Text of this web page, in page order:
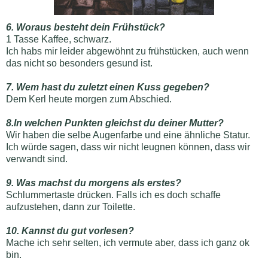
6. Woraus besteht dein Frühstück?
1 Tasse Kaffee, schwarz.
Ich habs mir leider abgewöhnt zu frühstücken, auch wenn
das nicht so besonders gesund ist.
7. Wem hast du zuletzt einen Kuss gegeben?
Dem Kerl heute morgen zum Abschied.
8.In welchen Punkten gleichst du deiner Mutter?
Wir haben die selbe Augenfarbe und eine ähnliche Statur.
Ich würde sagen, dass wir nicht leugnen können, dass wir
verwandt sind.
9. Was machst du morgens als erstes?
Schlummertaste drücken. Falls ich es doch schaffe
aufzustehen, dann zur Toilette.
10. Kannst du gut vorlesen?
Mache ich sehr selten, ich vermute aber, dass ich ganz ok
bin.